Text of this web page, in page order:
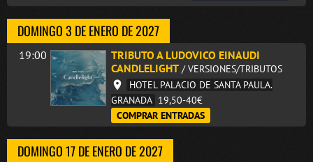
DOMINGO 3 DE ENERO DE 2027
19:00
TRIBUTO A LUDOVICO EINAUDI
CANDLELIGHT / VERSIONES/TRIBUTOS
HOTEL PALACIO DE SANTA PAULA.
GRANADA 19,50-40€
COMPRAR ENTRADAS
DOMINGO 17 DE ENERO DE 2027